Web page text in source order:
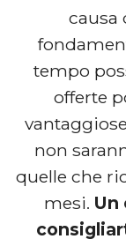
causa
tempo
offerte
non
quelle che
mesi. Un